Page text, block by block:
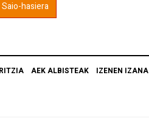
AEK ALBISTEAK IZENEN IZANA